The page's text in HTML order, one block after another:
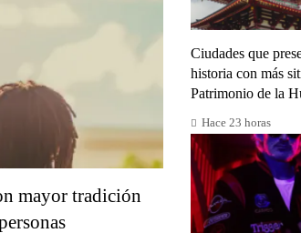
mayor tradición
Ciudades que
historia con más
Patrimonio de la
Hace 23 horas